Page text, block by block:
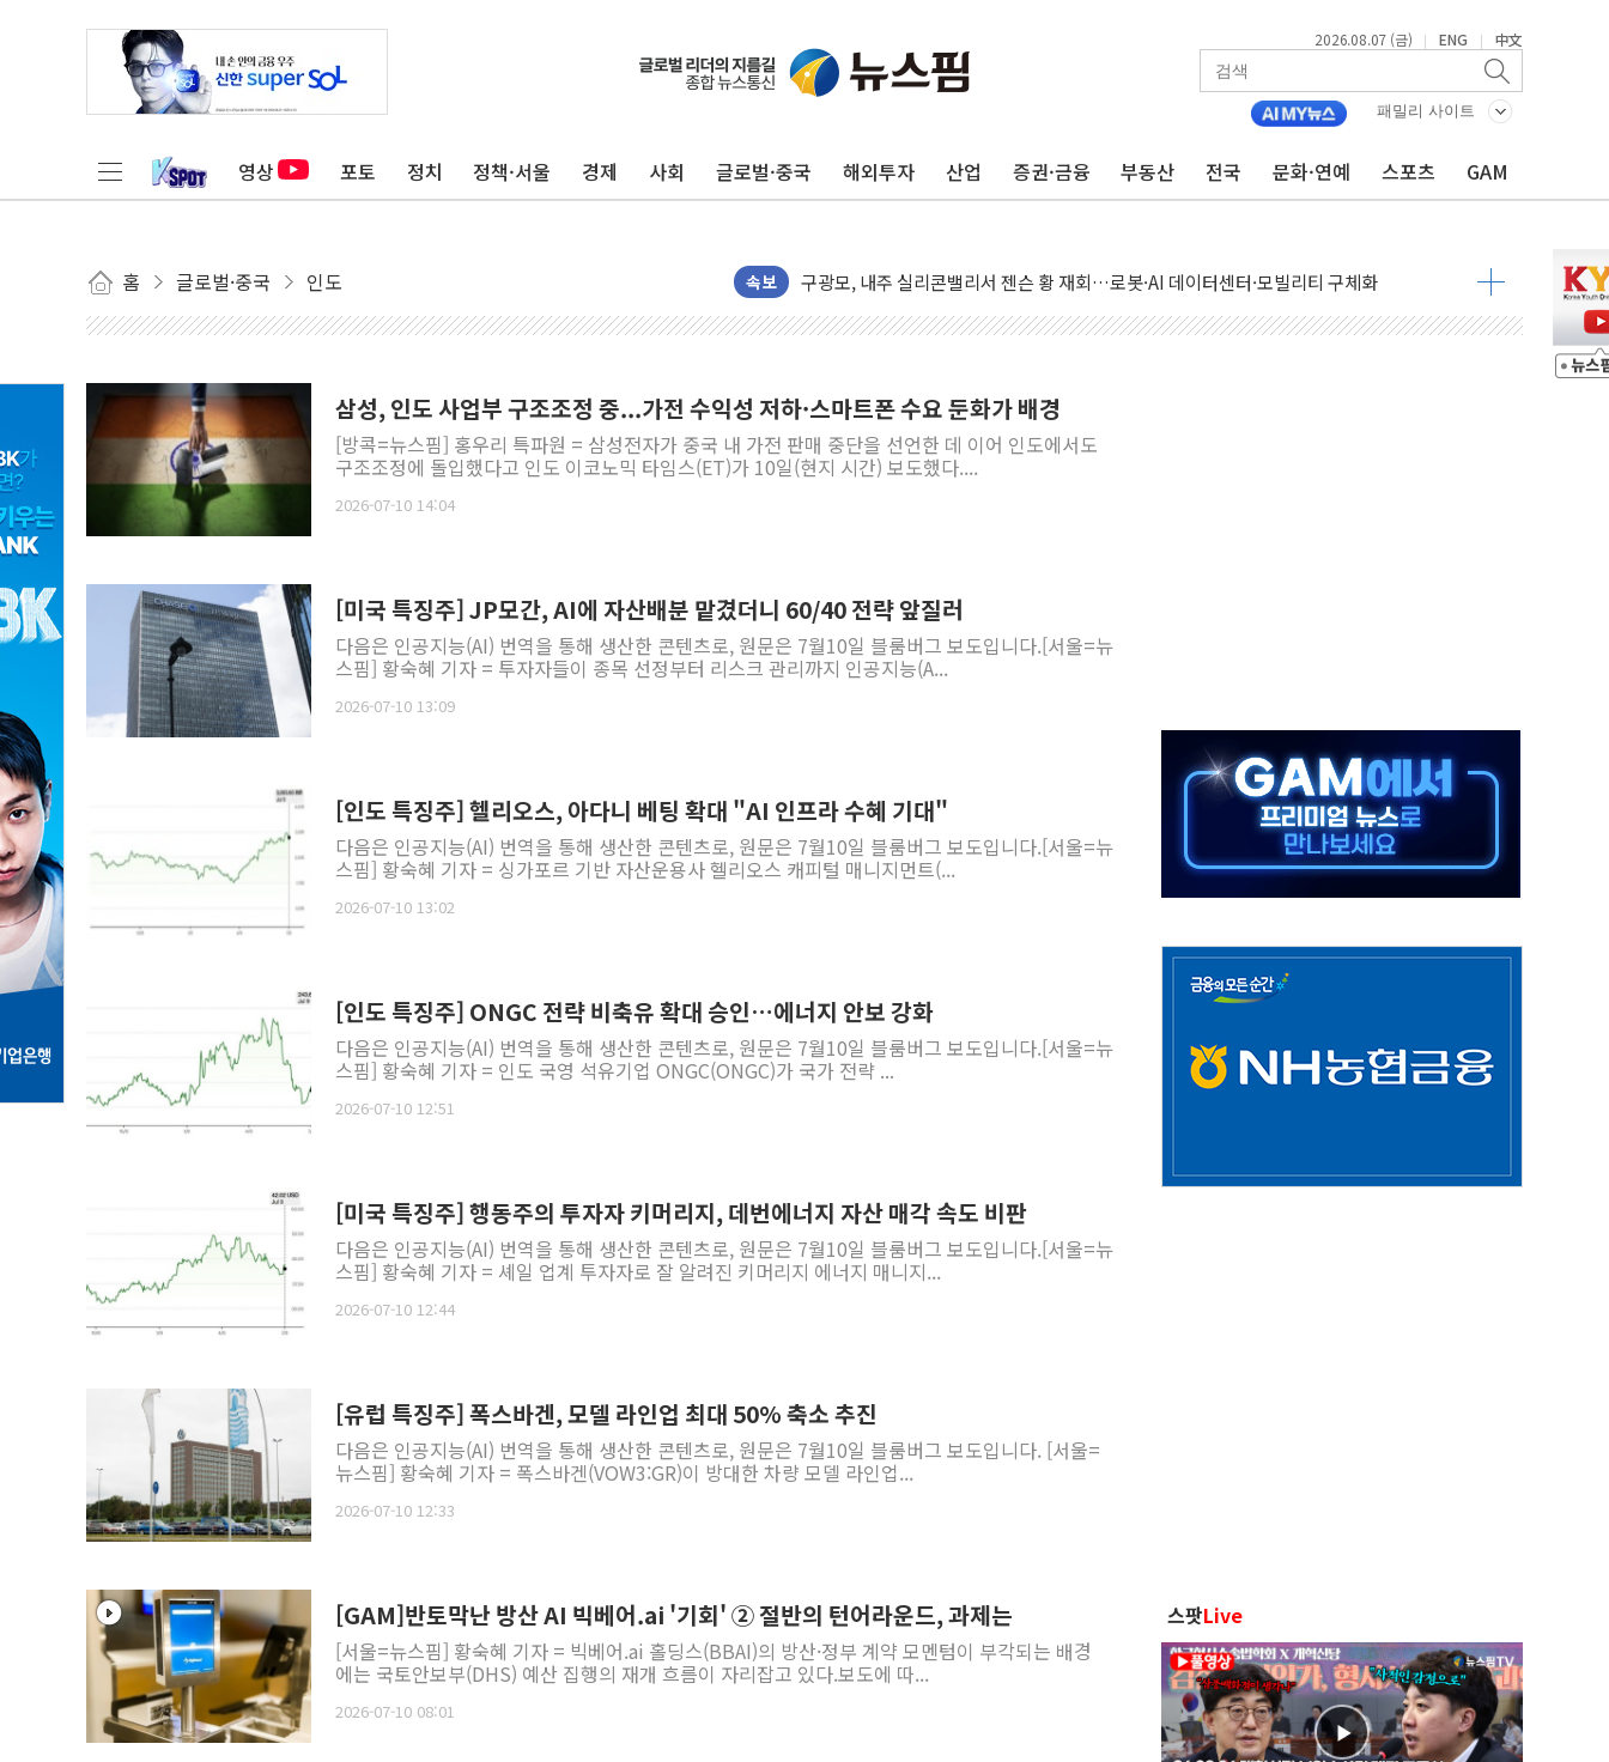
2026.08.07 (금) | ENG | 中文
패밀리 사이트
영상 포토 정치 정책·서울 경제 사회 글로벌·중국 해외투자 산업 증권·금융 부동산 전국 문화·연예 스포츠 GAM
홈 글로벌·중국 인도 속보
유럽증시, 견조한 실적 소화하며 대부분 상승… "2분기 기업 순이익 21% 증가" 전망
리투아니아 국방 "러, 우크라 드론으로 나토 회원국 공격 검토… 거짓 깃발 작전"
뉴욕증시 개장 전 특징주...모더나·아이온큐·도어대시↑ VS 샌디스크·피그마·앱러빈↓
김정관 장관 "영업이익 N% 성과급 반대…상법·자본시장법 개정 논의"
금값 7주 만에 최고…美 고용 둔화·호르무즈 재개방 기대에 강세
[인도증시] 중동 긴장 완화에 실적 호조까지, 상승...호실적 보고 기업 상승세 뚜렷
양주 섬유염색공장서 화재 1명 중상…대응 1단계 진압 중
김정관 산업부 장관 "주 52시간 손봐야, 경쟁상대 中과 비교해야"
해군 1함대 창설 80주년…지역과 함께하는 '선봉'의 대민 봉사
우크라 드론 전술, 중남미 콜롬비아에 새 안보 위기… 반군·마약카르텔이 습득해 전투 활용
주한미군 "오산기지 누출, 백린 아닌 무해한 표면 부식 물질"
구미 폐염산처리업체서 불 2시간30여분만에 진화...외국인 노동자 숨져
삼성, 인도 사업부 구조조정 중...가전 수익성 저하·스마트폰 수요 둔화가 배경
[방콕=뉴스핌] 홍우리 특파원 = 삼성전자가 중국 내 가전 판매 중단을 선언한 데 이어 인도에서도
구조조정에 돌입했다고 인도 이코노믹 타임스(ET)가 10일(현지 시간) 보도했다....
2026-07-10 14:04
[미국 특징주] JP모간, AI에 자산배분 맡겼더니 60/40 전략 앞질러
다음은 인공지능(AI) 번역을 통해 생산한 콘텐츠로, 원문은 7월10일 블룸버그 보도입니다.[서울=뉴
스핌] 황숙혜 기자 = 투자자들이 종목 선정부터 리스크 관리까지 인공지능(A...
2026-07-10 13:09
[인도 특징주] 헬리오스, 아다니 베팅 확대 "AI 인프라 수혜 기대"
다음은 인공지능(AI) 번역을 통해 생산한 콘텐츠로, 원문은 7월10일 블룸버그 보도입니다.[서울=뉴
스핌] 황숙혜 기자 = 싱가포르 기반 자산운용사 헬리오스 캐피털 매니지먼트(...
2026-07-10 13:02
[인도 특징주] ONGC 전략 비축유 확대 승인…에너지 안보 강화
다음은 인공지능(AI) 번역을 통해 생산한 콘텐츠로, 원문은 7월10일 블룸버그 보도입니다.[서울=뉴
스핌] 황숙혜 기자 = 인도 국영 석유기업 ONGC(ONGC)가 국가 전략 ...
2026-07-10 12:51
[미국 특징주] 행동주의 투자자 키머리지, 데번에너지 자산 매각 속도 비판
다음은 인공지능(AI) 번역을 통해 생산한 콘텐츠로, 원문은 7월10일 블룸버그 보도입니다.[서울=뉴
스핌] 황숙혜 기자 = 셰일 업계 투자자로 잘 알려진 키머리지 에너지 매니지...
2026-07-10 12:44
[유럽 특징주] 폭스바겐, 모델 라인업 최대 50% 축소 추진
다음은 인공지능(AI) 번역을 통해 생산한 콘텐츠로, 원문은 7월10일 블룸버그 보도입니다. [서울=
뉴스핌] 황숙혜 기자 = 폭스바겐(VOW3:GR)이 방대한 차량 모델 라인업...
2026-07-10 12:33
[GAM]반토막난 방산 AI 빅베어.ai '기회' ② 절반의 턴어라운드, 과제는
[서울=뉴스핌] 황숙혜 기자 = 빅베어.ai 홀딩스(BBAI)의 방산·정부 계약 모멘텀이 부각되는 배경
에는 국토안보부(DHS) 예산 집행의 재개 흐름이 자리잡고 있다.보도에 따...
2026-07-10 08:01
스팟Live